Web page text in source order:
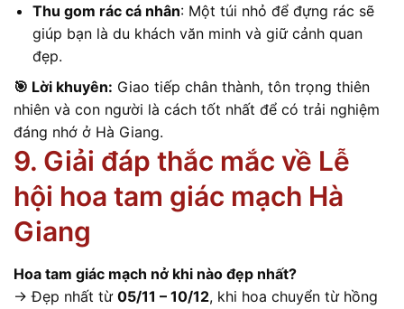
Thu gom rác cá nhân: Một túi nhỏ để đựng rác sẽ
giúp bạn là du khách văn minh và giữ cảnh quan
đẹp.
🎯 Lời khuyên: Giao tiếp chân thành, tôn trọng thiên
nhiên và con người là cách tốt nhất để có trải nghiệm
đáng nhớ ở Hà Giang.
9. Giải đáp thắc mắc về Lễ
hội hoa tam giác mạch Hà
Giang
Hoa tam giác mạch nở khi nào đẹp nhất?
→ Đẹp nhất từ 05/11 – 10/12, khi hoa chuyển từ hồng